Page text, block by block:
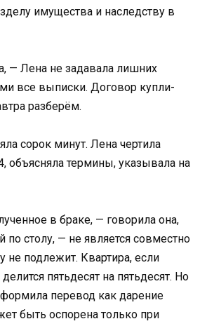
имущества и наследству в
— Лена не задавала лишних
все выписки. Договор купли-
разберём.
сорок минут. Лена чертила
объясняла термины, указывала на
в браке, — говорила она,
по столу, — не является совместно
не подлежит. Квартира, если
пятьдесят на пятьдесят. Но
перевод как дарение
быть оспорена только при